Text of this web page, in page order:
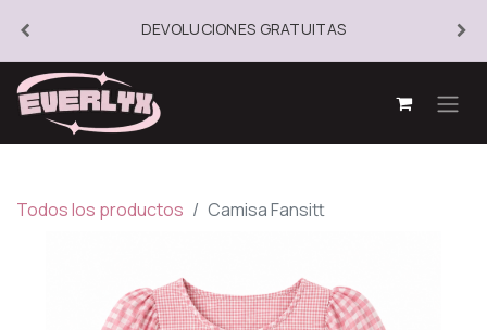
DEVOLUCIONES GRATUITAS
Todos los productos Camisa Fansitt